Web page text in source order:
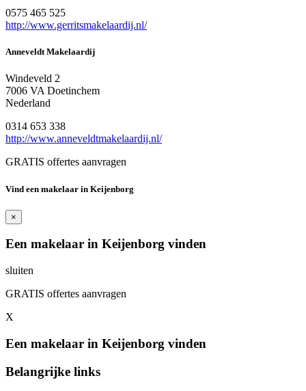
0575 465 525
http://www.gerritsmakelaardij.nl/
Anneveldt Makelaardij
Windeveld 2
7006 VA Doetinchem
Nederland
0314 653 338
http://www.anneveldtmakelaardij.nl/
GRATIS offertes aanvragen
Vind een makelaar in Keijenborg
×
Een makelaar in Keijenborg vinden
sluiten
GRATIS offertes aanvragen
X
Een makelaar in Keijenborg vinden
Belangrijke links